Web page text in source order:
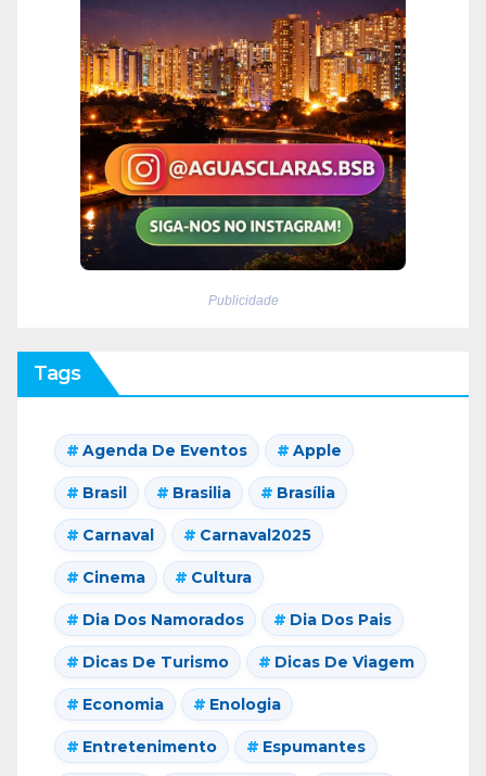
Publicidade
Tags
Agenda De Eventos Apple
Brasil Brasilia Brasília
Carnaval Carnaval2025
Cinema Cultura
Dia Dos Namorados Dia Dos Pais
Dicas De Turismo Dicas De Viagem
Economia Enologia
Entretenimento Espumantes